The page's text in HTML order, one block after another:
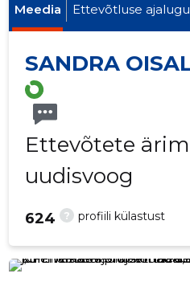
Meedia Ettevõtluse ajalugu
SANDRA
Ettevõtete
uudisvoog
? profiili külastust
624